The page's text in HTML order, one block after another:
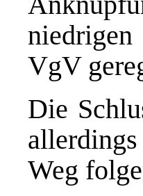
VgV
Die
Weg